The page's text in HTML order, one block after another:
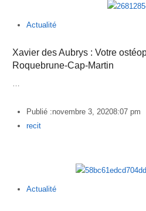
Actualité
Xavier des Aubrys : Votre
Roquebrune-Cap-Martin
…
Publié :novembre 3, 20208:07 pm
Author
recit
Actualité